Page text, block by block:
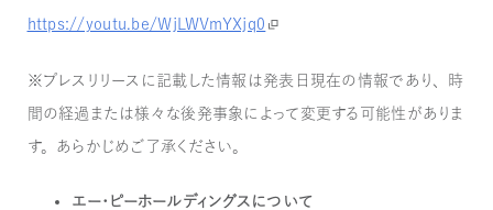
https://youtu.be/WjLWVmYXjq0
※プレスリリースに記載した情報は発表日現在の情報であり、時
間の経過または様々な後発事象によって変更する可能性がありま
す。あらかじめご了承ください。
エー・ピーホールディングスについて